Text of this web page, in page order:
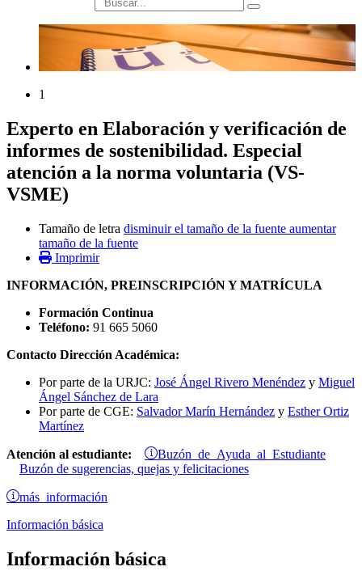
1
Experto en Elaboración y verificación de
informes de sostenibilidad. Especial
atención a la norma voluntaria (VS-
VSME)
Tamaño de letra disminuir el tamaño de la fuente aumentar
tamaño de la fuente
Imprimir
INFORMACIÓN, PREINSCRIPCIÓN Y MATRÍCULA
Formación Continua
Teléfono: 91 665 5060
Contacto Dirección Académica:
Por parte de la URJC: José Ángel Rivero Menéndez y Miguel
Ángel Sánchez de Lara
Por parte de CGE: Salvador Marín Hernández y Esther Ortiz
Martínez
Atención al estudiante: Buzón de Ayuda al Estudiante
Buzón de sugerencias, quejas y felicitaciones
más información
Información básica
Información básica